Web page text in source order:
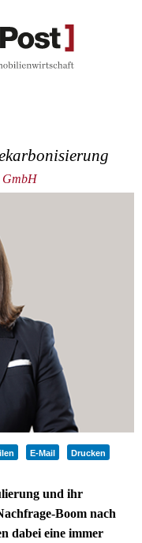
GmbH
E-Mail Drucken
und ihr
Boom nach
dabei eine immer